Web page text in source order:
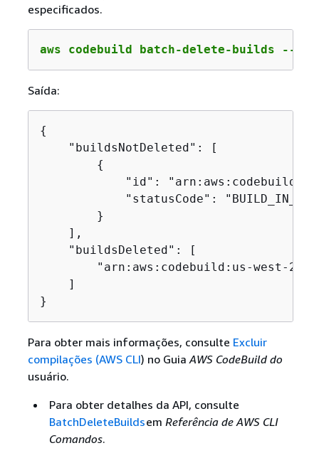
especificados.
aws codebuild batch-delete-builds --
Saída:
{
    "buildsNotDeleted": [
{
"id":
"statusCode":
        }
    ],
    "buildsDeleted": [
"arn:aws:codebuild:us-west-
    ]
}
Para obter mais informações, consulte Excluir
compilações (AWS CLI) no Guia AWS CodeBuild do
usuário.
Para obter detalhes da API, consulte
BatchDeleteBuildsem Referência de AWS CLI
Comandos.